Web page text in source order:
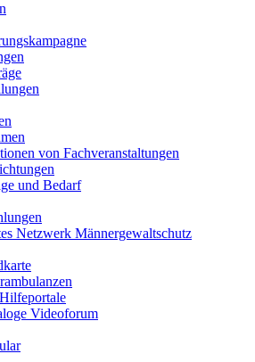
von Fachveranstaltungen
und Bedarf
Netzwerk Männergewaltschutz
Videoforum